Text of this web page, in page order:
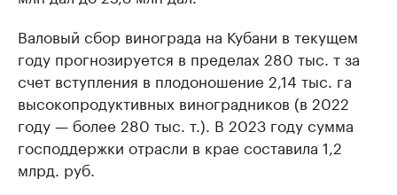
Валовый сбор винограда на Кубани в текущем
году прогнозируется в пределах 280 тыс. т за
счет вступления в плодоношение 2,14 тыс. га
высокопродуктивных виноградников (в 2022
году — более 280 тыс. т.). В 2023 году сумма
господдержки отрасли в крае составила 1,2
млрд. руб.